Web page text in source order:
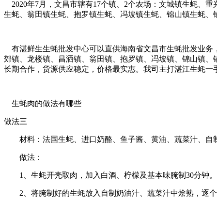
2020年7月，文昌市辖有17个镇、2个农场：文城镇生蚝、
生蚝、翁田镇生蚝、抱罗镇生蚝、冯坡镇生蚝、锦山镇生蚝、
有湛鲜生生蚝批发中心可以直供海南省文昌市生蚝批发业务
郊镇、龙楼镇、昌洒镇、翁田镇、抱罗镇、冯坡镇、锦山镇
长期合作，货源供应稳定，价格最实惠。我司主打湛江生蚝
生蚝肉的做法有哪些
做法三
材料：法国生蚝、进口奶酪、鱼子酱、黄油、蔬菜汁、自
做法：
1、生蚝开壳取肉，加入白酒、柠檬及基本味腌制30分钟。
2、将腌制好的生蚝放入自制奶油汁、蔬菜汁中烩熟，逐